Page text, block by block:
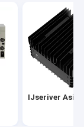
IJseriver Asic